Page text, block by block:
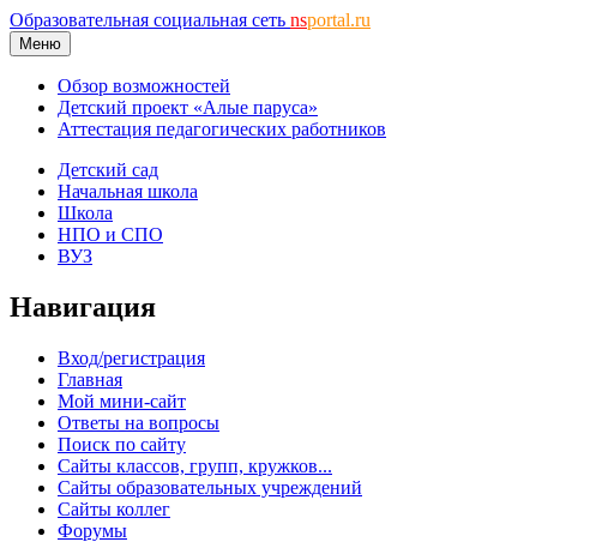
Образовательная социальная сеть nsportal.ru
Меню
Обзор возможностей
Детский проект «Алые паруса»
Аттестация педагогических работников
Детский сад
Начальная школа
Школа
НПО и СПО
ВУЗ
Навигация
Вход/регистрация
Главная
Мой мини-сайт
Ответы на вопросы
Поиск по сайту
Сайты классов, групп, кружков...
Сайты образовательных учреждений
Сайты коллег
Форумы